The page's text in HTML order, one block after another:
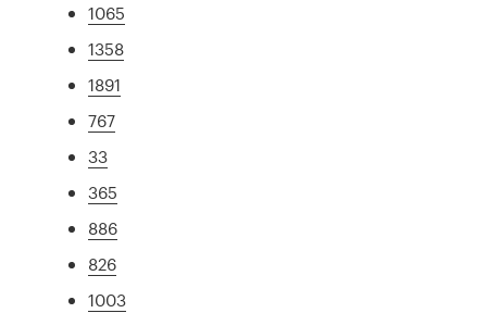
1065
1358
1891
767
33
365
886
826
1003